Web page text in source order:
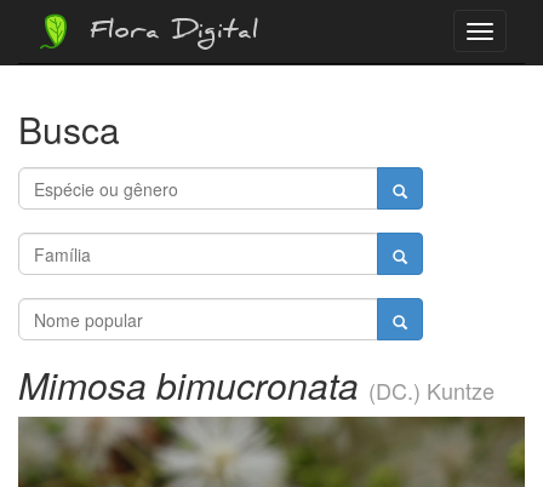
Menu
Flora Digital
Busca
Mimosa bimucronata (DC.) Kuntze